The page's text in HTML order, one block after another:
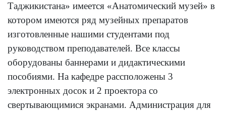
Таджикистана» имеется «Анатомический музей» в
котором имеются ряд музейных препаратов
изготовленные нашими студентами под
руководством преподавателей. Все классы
оборудованы баннерами и дидактическими
пособиями. На кафедре рассположены 3
электронных досок и 2 проектора со
свертывающимися экранами. Администрация для